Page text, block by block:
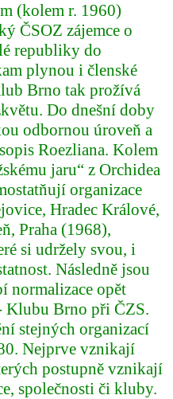
(kolem r. 1960)
ČSOZ zájemce o
republiky do
plynou i členské
Brno tak prožívá
Do dnešní doby
odbornou úroveň a
Roezliana. Kolem
jaru“ z Orchidea
organizace
Hradec Králové,
Praha (1968),
si udržely svou, i
Následně jsou
normalizace opět
Klubu Brno při ČZS.
stejných organizací
Nejprve vznikají
postupně vznikají
společnosti či kluby.